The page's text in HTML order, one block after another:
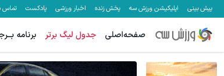
پیش بینی اپلیکیشن ورزش سه پخش زنده اخبار ورزشی پادکست تماس
صفحه‌اصلی جدول لیگ برتر برنامه